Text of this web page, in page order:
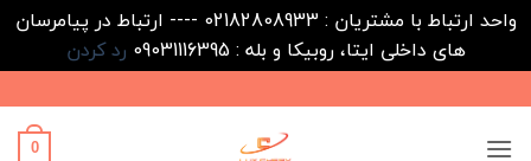
واحد ارتباط با مشتریان : 02182808933 ---- ارتباط در پیامرسان
های داخلی ایتا، روبیکا و بله : 09031116395
رد کردن
to
content
0